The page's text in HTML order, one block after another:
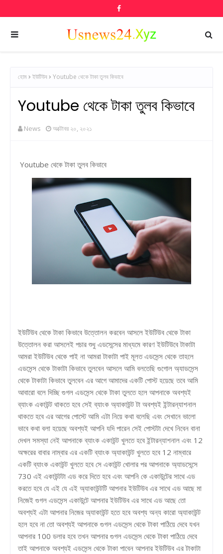
হোম ইউটিউব Youtube থেকে টাকা তুলব কিভাবে
Youtube থেকে টাকা তুলব কিভাবে
News অক্টোবর ২০, ২০২১
Youtube থেকে টাকা তুলব কিভাবে
ইউটিউব থেকে টাকা কিভাবে উত্তোলন করবেন আসলে ইউটিউব থেকে টাকা
উত্তোলন করা আসলেই পচার শুধু এডসেন্সের মাধ্যমে কারণ ইউটিউবে টাকাটা
আমরা ইউটিউব থেকে পাই না আমরা টাকাটা পাই মূলত এডসেন্স থেকে তাহলে
এডসেন্স থেকে টাকাটা কিভাবে তুলবেন আসলে আমি বলতেছি গুগোল অ্যাডসেন্স
থেকে টাকাটা কিভাবে তুলবেন এর আগে আমাদের একটি পোস্ট হয়েছে তবে আমি
আবারো বলে দিচ্ছি গুগল এডসেন্স থেকে টাকা তুলতে হলে আপনাকে অবশ্যই
ব্যাংক একাউন্ট থাকতে হবে সেই ব্যাংক অ্যাকাউন্ট টা অবশ্যই ইন্টারন্যাশনাল
থাকতে হবে এর আগের পোস্টে আমি এটা নিয়ে কথা বলেছি এবং সেখানে ভালো
ভাবে কথা বলা হয়েছে অবশ্যই আপনি যদি পারেন সেই পোস্টটা দেখে নিবেন বানা
দেখল সমস্যা নেই আপনাকে ব্যাংক একাউন্ট খুলতে হবে ইন্টারন্যাশনাল এবং 12
অক্ষরের বাবার নাম্বার এর একটি ব্যাংক অ্যাকাউন্ট খুলতে হবে 12 নাম্বারে
একটি ব্যাংক একাউন্ট খুলতে হবে সে একাউন্ট খোলার পর আপনাকে অ্যাডসেন্সে
730 এই একাউন্টটা এড করে দিতে হবে এবং আপনি কে একাউন্টের সাথে এড
করতে হবে যে এই যে এই অ্যাকাউন্টটি আপনার ইউটিউব এর সাথে এড আছে মা
নিজেই গুগল এডসেন্স একাউন্টে আপনার ইউটিউব এর সাথে এড আছে তো
অবশ্যই এটা আপনার নিজের অ্যাকাউন্ট হতে হবে অবশ্য অন্য কারো অ্যাকাউন্ট
হলে হবে না তো অবশ্যই আপনাকে গুগল এডসেন্স থেকে টাকা পাঠিয়ে দেবে যখন
আপনার 100 ডলার হবে তখন আপনার গুগল এডসেন্স থেকে টাকা পাঠিয়ে দেবে
তাই আপনাকে অবশ্যই এডসেন্স থেকে টাকা পাবেন আপনার ইউটিউব এর টাকাটা